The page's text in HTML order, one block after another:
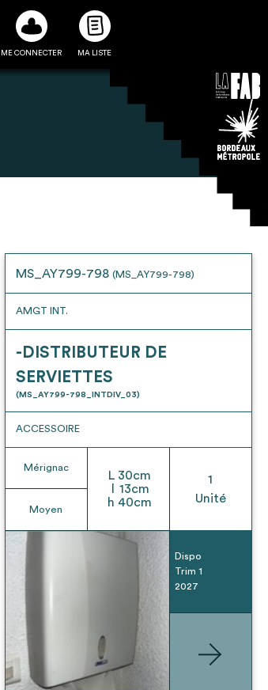
ME CONNECTER MA LISTE
modalités et stratégies de
MS_AY799-798 (MS_AY799-798)
AMGT INT.
-DISTRIBUTEUR DE
SERVIETTES
(MS_AY799-798_INTDIV_03)
ACCESSOIRE
Mérignac
Moyen
L 30cm
13cm
h 40cm
1
Unité
Dispo
Trim 1
2027